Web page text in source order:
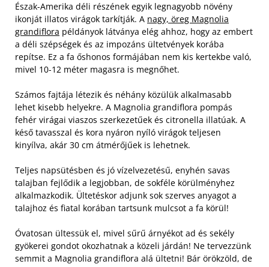
Észak-Amerika déli részének egyik legnagyobb növény
ikonját illatos virágok tarkítják. A nagy, öreg Magnolia
grandiflora példányok látványa elég ahhoz, hogy az embert
a déli szépségek és az impozáns ültetvények korába
repítse. Ez a fa őshonos formájában nem kis kertekbe való,
mivel 10-12 méter magasra is megnőhet.
Számos fajtája létezik és néhány közülük alkalmasabb
lehet kisebb helyekre. A Magnolia grandiflora pompás
fehér virágai viaszos szerkezetűek és citronella illatúak. A
késő tavasszal és kora nyáron nyíló virágok teljesen
kinyílva, akár 30 cm átmérőjűek is lehetnek.
Teljes napsütésben és jó vízelvezetésű, enyhén savas
talajban fejlődik a legjobban, de sokféle körülményhez
alkalmazkodik. Ültetéskor adjunk sok szerves anyagot a
talajhoz és fiatal korában tartsunk mulcsot a fa körül!
Óvatosan ültessük el, mivel sűrű árnyékot ad és sekély
gyökerei gondot okozhatnak a közeli járdán! Ne tervezzünk
semmit a Magnolia grandiflora alá ültetni! Bár örökzöld, de